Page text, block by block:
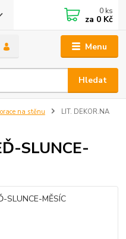
Menu
Hledat
0 ks
za 0 Kč
na stěnu
LIT. DEKOR.NA
SLUNCE-